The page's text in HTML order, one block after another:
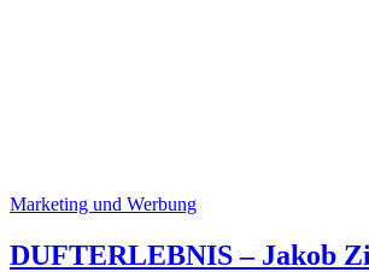
Marketing und Werbung
DUFTERLEBNIS – Jakob